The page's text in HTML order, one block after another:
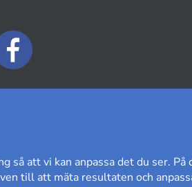
så att vi kan anpassa det du ser.
till att mäta resultaten och